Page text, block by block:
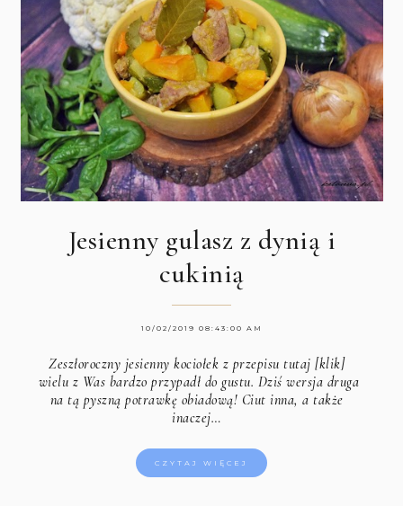
Jesienny gulasz z dynią i
cukinią
10/02/2019 08:43:00 AM
Zeszłoroczny jesienny kociołek z przepisu tutaj [klik]
wielu z Was bardzo przypadł do gustu. Dziś wersja druga
na tą pyszną potrawkę obiadową! Ciut inna, a także
inaczej…
CZYTAJ WIĘCEJ